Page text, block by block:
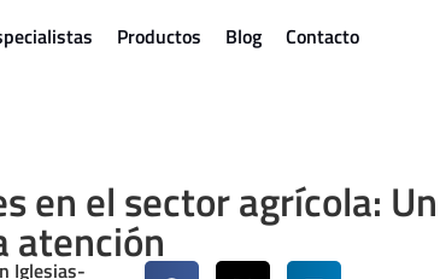
Productos Blog Contacto
en el sector agrícola:
atención
Iglesias-